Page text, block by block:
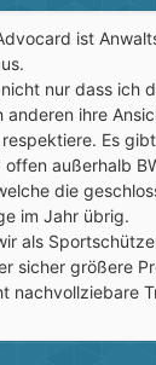
ist
nur dass ich
anderen ihre
Es
offen außerhalb
die
im Jahr übrig.
als
sicher größere
nachvollziebare